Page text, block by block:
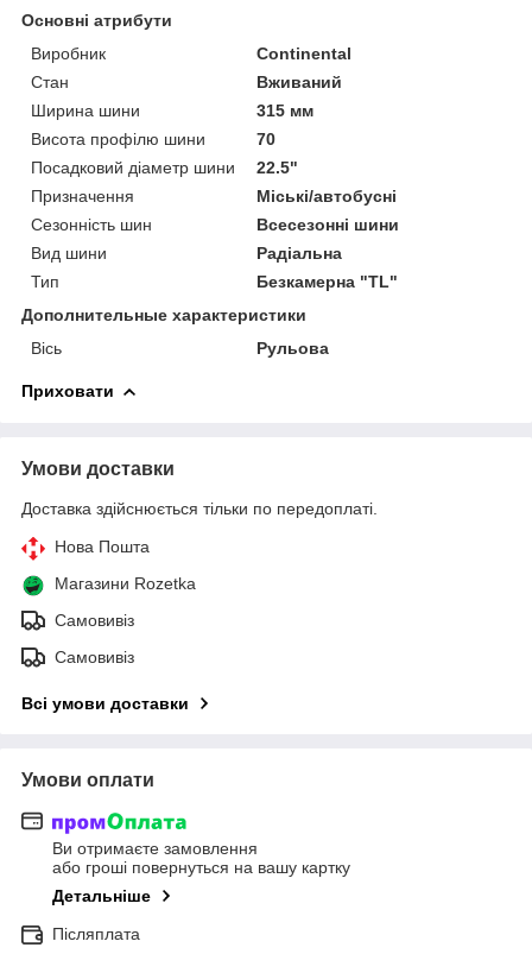
Основні атрибути
Виробник
Continental
Стан
Вживаний
Ширина шини
315 мм
Висота профілю шини
70
Посадковий діаметр шини
22.5"
Призначення
Міські/автобусні
Сезонність шин
Всесезонні шини
Вид шини
Радіальна
Тип
Безкамерна "TL"
Дополнительные характеристики
Вісь
Рульова
Приховати
Умови доставки
Доставка здійснюється тільки по передоплаті.
Нова Пошта
Магазини Rozetka
Самовивіз
Самовивіз
Всі умови доставки
Умови оплати
Ви отримаєте замовлення
або гроші повернуться на вашу картку
Детальніше
Післяплата